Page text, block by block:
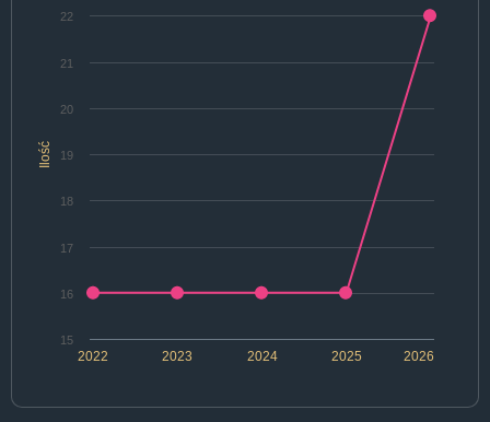
Ilość
2022 2024 2026
2023 2025
15
16
17
18
19
20
21
22